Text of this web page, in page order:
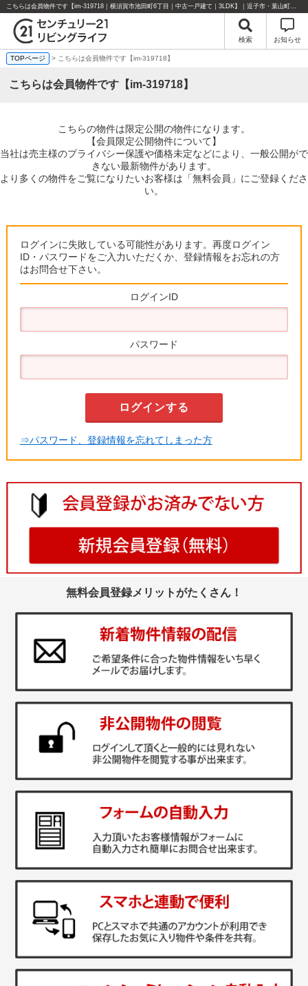
こちらは会員物件です【im-319718｜横須賀市池田町6丁目｜中古一戸建て｜3LDK】｜逗子市・葉山町・湘南エリアの不動産のことならセンチュリー21リビングライフにお任せください！
検索 お知らせ
TOPページ > こちらは会員物件です【im-319718】
こちらは会員物件です【im-319718】
こちらの物件は限定公開の物件になります。
【会員限定公開物件について】
当社は売主様のプライバシー保護や価格未定などにより、一般公開がで
きない最新物件があります。
より多くの物件をご覧になりたいお客様は「無料会員」にご登録くださ
い。
ログインに失敗している可能性があります。再度ログイン
ID・パスワードをご入力いただくか、登録情報をお忘れの方
はお問合せ下さい。
ログインID
パスワード
⇒パスワード、登録情報を忘れてしまった方
無料会員登録メリットがたくさん！